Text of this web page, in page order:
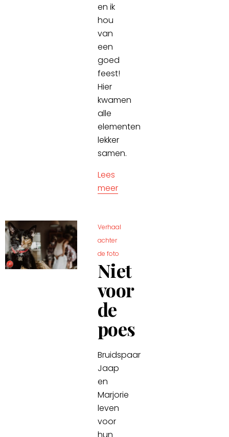
en ik
hou
van
een
goed
feest!
Hier
kwamen
alle
elementen
lekker
samen.
Lees
meer
Verhaal
achter
de foto
Niet
voor
de
poes
Bruidspaar
Jaap
en
Marjorie
leven
voor
hun